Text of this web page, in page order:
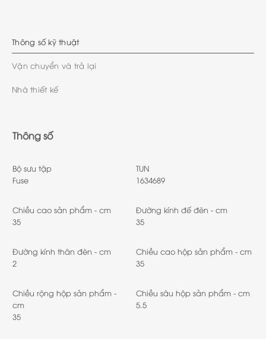
Thông số kỹ thuật
Vận chuyển và trả lại
Nhà thiết kế
Thông số
Bộ sưu tập
Fuse
TUN
1634689
Chiều cao sản phẩm - cm
35
Đường kính đế đèn - cm
35
Đường kính thân đèn - cm
2
Chiều cao hộp sản phẩm - cm
35
Chiều rộng hộp sản phẩm -
cm
35
Chiều sâu hộp sản phẩm - cm
5.5